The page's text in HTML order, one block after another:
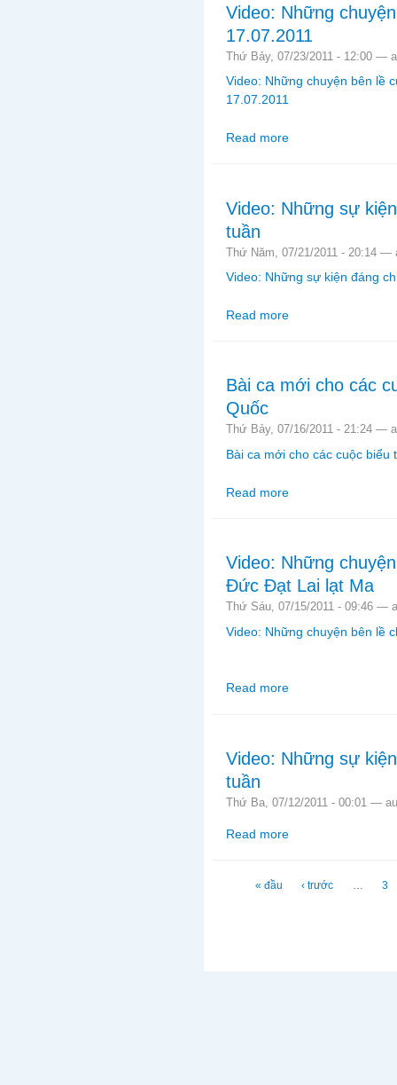
Video: Những
17.07.2011
Thứ Bảy, 07/23/2011 - 12:00 —
Video: Những chuyện bên lề
17.07.2011
Read more
Video: Những sự
tuần
Thứ Năm, 07/21/2011 - 20:14 —
Video: Những sự kiện đáng
Read more
Bài ca mới cho các
Quốc
Thứ Bảy, 07/16/2011 - 21:24 —
Bài ca mới cho các cuộc biểu
Read more
Video: Những
Đức Đạt Lai lạt Ma
Thứ Sáu, 07/15/2011 - 09:46 —
Video: Những chuyện bên lề
Read more
Video: Những sự
tuần
Thứ Ba, 07/12/2011 - 00:01 —
Read more
Trang« đầu ‹ trước … 3